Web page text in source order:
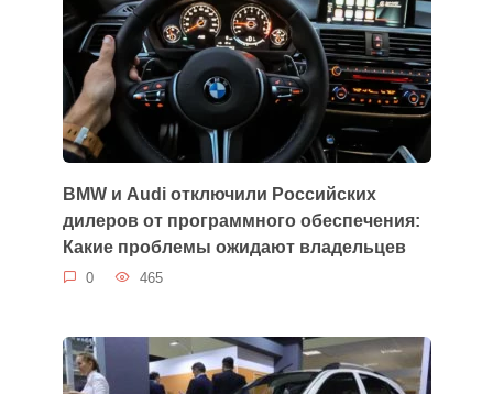
BMW и Audi отключили Российских
дилеров от программного обеспечения:
Какие проблемы ожидают владельцев
0 465